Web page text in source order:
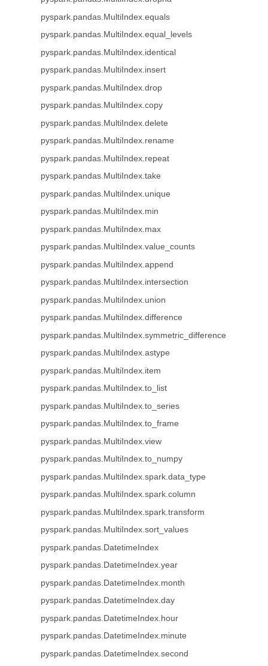
pyspark.pandas.MultiIndex.equals
pyspark.pandas.MultiIndex.equal_levels
pyspark.pandas.MultiIndex.identical
pyspark.pandas.MultiIndex.insert
pyspark.pandas.MultiIndex.drop
pyspark.pandas.MultiIndex.copy
pyspark.pandas.MultiIndex.delete
pyspark.pandas.MultiIndex.rename
pyspark.pandas.MultiIndex.repeat
pyspark.pandas.MultiIndex.take
pyspark.pandas.MultiIndex.unique
pyspark.pandas.MultiIndex.min
pyspark.pandas.MultiIndex.max
pyspark.pandas.MultiIndex.value_counts
pyspark.pandas.MultiIndex.append
pyspark.pandas.MultiIndex.intersection
pyspark.pandas.MultiIndex.union
pyspark.pandas.MultiIndex.difference
pyspark.pandas.MultiIndex.symmetric_difference
pyspark.pandas.MultiIndex.astype
pyspark.pandas.MultiIndex.item
pyspark.pandas.MultiIndex.to_list
pyspark.pandas.MultiIndex.to_series
pyspark.pandas.MultiIndex.to_frame
pyspark.pandas.MultiIndex.view
pyspark.pandas.MultiIndex.to_numpy
pyspark.pandas.MultiIndex.spark.data_type
pyspark.pandas.MultiIndex.spark.column
pyspark.pandas.MultiIndex.spark.transform
pyspark.pandas.MultiIndex.sort_values
pyspark.pandas.DatetimeIndex
pyspark.pandas.DatetimeIndex.year
pyspark.pandas.DatetimeIndex.month
pyspark.pandas.DatetimeIndex.day
pyspark.pandas.DatetimeIndex.hour
pyspark.pandas.DatetimeIndex.minute
pyspark.pandas.DatetimeIndex.second